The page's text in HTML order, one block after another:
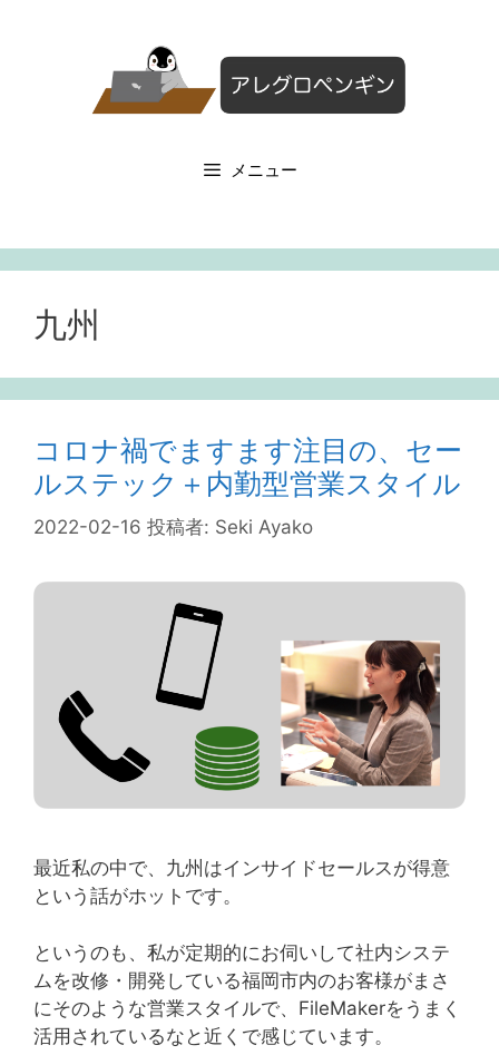
メニュー
九州
コロナ禍でますます注目の、セー
ルステック＋内勤型営業スタイル
2022-02-16 投稿者: Seki Ayako
最近私の中で、九州はインサイドセールスが得意
という話がホットです。
というのも、私が定期的にお伺いして社内システ
ムを改修・開発している福岡市内のお客様がまさ
にそのような営業スタイルで、FileMakerをうまく
活用されているなと近くで感じています。